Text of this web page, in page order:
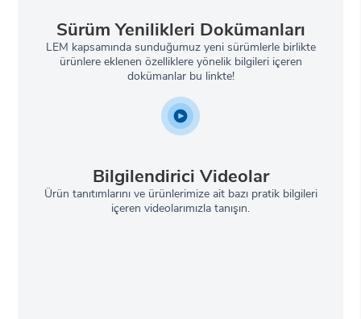
Sürüm Yenilikleri Dokümanları
LEM kapsamında sunduğumuz yeni sürümlerle birlikte
ürünlere eklenen özelliklere yönelik bilgileri içeren
dokümanlar bu linkte!
Bilgilendirici Videolar
Ürün tanıtımlarını ve ürünlerimize ait bazı pratik bilgileri
içeren videolarımızla tanışın.